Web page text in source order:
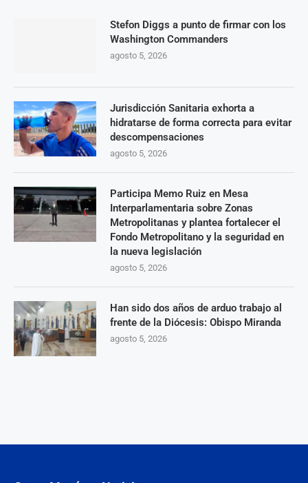
Stefon Diggs a punto de firmar con los
Washington Commanders
agosto 5, 2026
Jurisdicción Sanitaria exhorta a
hidratarse de forma correcta para evitar
descompensaciones
agosto 5, 2026
Participa Memo Ruiz en Mesa
Interparlamentaria sobre Zonas
Metropolitanas y plantea fortalecer el
Fondo Metropolitano y la seguridad en
la nueva legislación
agosto 5, 2026
Han sido dos años de arduo trabajo al
frente de la Diócesis: Obispo Miranda
agosto 5, 2026